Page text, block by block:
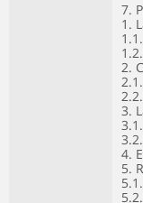
7.
1.
2.
3.
4.
5.